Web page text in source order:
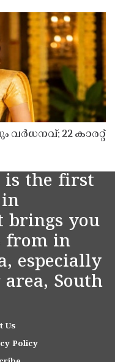
വർധനവ്; 22 കാരറ്റ്
is the first
brings you
from in
especially
South
Us
Policy